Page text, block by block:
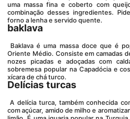
uma massa fina e coberto com
combinação desses ingredientes.
forno a lenha e servido quente.
baklava
Oriente Médio. Consiste em camadas
nozes picadas e adoçadas com
sobremesa popular na Capadócia e
xícara de chá turco.
Delícias turcas
A delícia turca, também conhecida como lokum, é um doce feito
com açúcar, amido de milho e